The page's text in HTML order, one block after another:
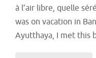
à l’air libre, quelle
was on vacation in
Ayutthaya, I met this